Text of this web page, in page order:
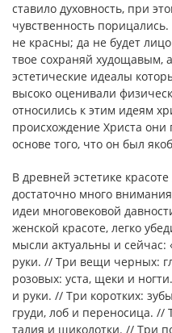
ставило духовность, при
чувственность
не красны; да не будет
твое сохраняй худощавым,
эстетические идеалы
высоко оценивали
относились к этим идеям
происхождение Христа
основе того, что он был
В древней эстетике
достаточно много
идеи многовековой
женской красоте, легко
мысли актуальны и
руки. // Три вещи черных:
розовых: уста, щеки и
и руки. // Три коротких:
груди, лоб и переносица. //
талия и щиколотки. // Три